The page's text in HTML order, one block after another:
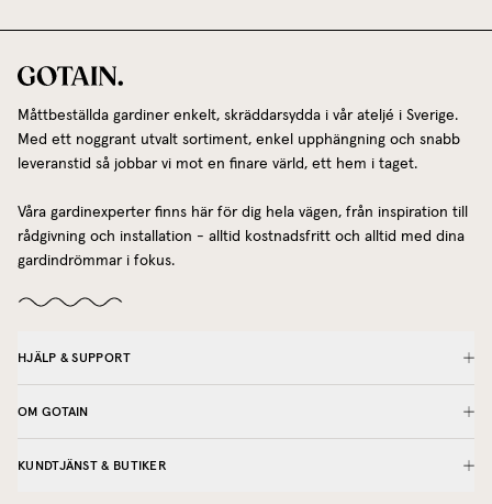
Måttbeställda gardiner enkelt, skräddarsydda i vår ateljé i Sverige.
Med ett noggrant utvalt sortiment, enkel upphängning och snabb
leveranstid så jobbar vi mot en finare värld, ett hem i taget.
Våra gardinexperter finns här för dig hela vägen, från inspiration till
rådgivning och installation - alltid kostnadsfritt och alltid med dina
gardindrömmar i fokus.
HJÄLP & SUPPORT
OM GOTAIN
KUNDTJÄNST & BUTIKER